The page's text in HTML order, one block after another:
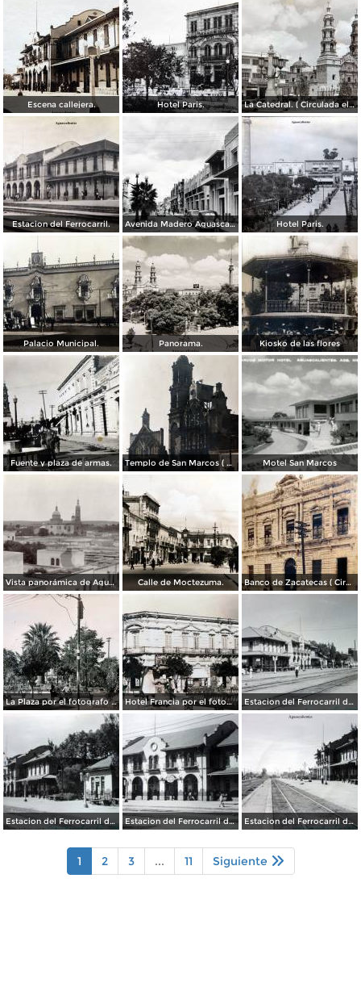
Escena callejera. Hotel Paris. La Catedral. ( Circulada el 11 de Diciembre de 1950 ).
Estacion del Ferrocarril. Avenida Madero Aguascalientes. Hotel Paris.
Palacio Municipal. Panorama. Kiosko de las flores
Fuente y plaza de armas. Templo de San Marcos ( Circulada el 8 de Abril de 1949 ). Motel San Marcos
Vista panorámica de Aguscalientes Calle de Moctezuma. Banco de Zacatecas ( Circulada el 6 de Febrero de 1920 ).
La Plaza por el fotografo Manuel Obregon. Hotel Francia por el fotografo Manuel Obregon. Estacion del Ferrocarril de Aguascalientes. ( Circulada el 15 de Abril de 1949 ).
Estacion del Ferrocarril de Aguascalientes. ( Circulada el 15 de Abril de 1949 ). Estacion del Ferrocarril de Aguascalientes. ( Circulada el 15 de Abril de 1949 ). Estacion del Ferrocarril de Aguascalientes. ( Circulada el 15 de Abril de 1949 ).
1 2 3 ... 11 Siguiente